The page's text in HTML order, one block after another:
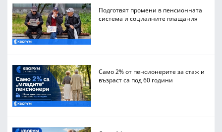
Подготвят промени в пенсионната
система и социалните плащания
Само 2% от пенсионерите за стаж и
възраст са под 60 години